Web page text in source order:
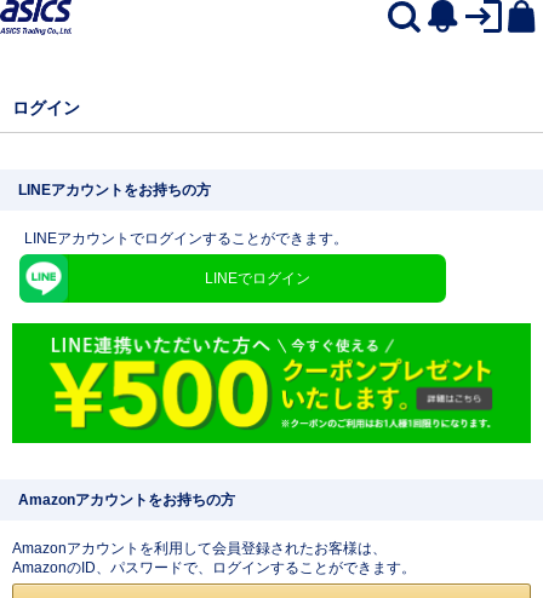
ログイン
LINEアカウントをお持ちの方
LINEアカウントでログインすることができます。
LINEでログイン
Amazonアカウントをお持ちの方
Amazonアカウントを利用して会員登録されたお客様は、
AmazonのID、パスワードで、ログインすることができます。